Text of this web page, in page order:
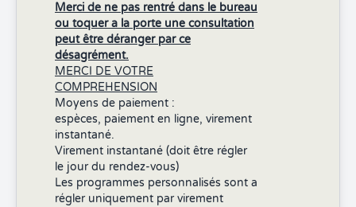
Merci de ne pas rentré dans le bureau
ou toquer a la porte une consultation
peut être déranger par ce
désagrément.
MERCI DE VOTRE
COMPREHENSION
Moyens de paiement :
espèces, paiement en ligne, virement
instantané.
Virement instantané (doit être régler
le jour du rendez-vous)
Les programmes personnalisés sont a
régler uniquement par virement